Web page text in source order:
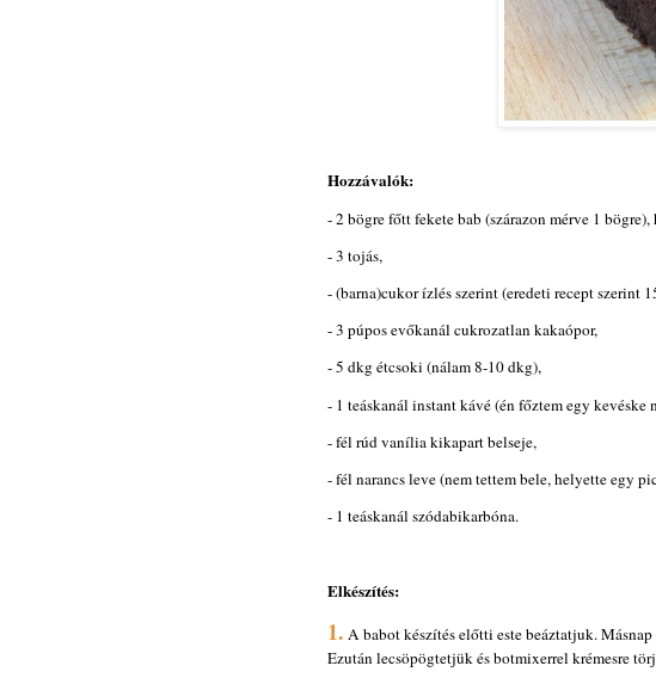
Hozzávalók:
- 2 bögre főtt fekete bab (szárazon mérve 1
- 3 tojás,
- (barna)cukor ízlés szerint (eredeti recept szerint
- 3 púpos evőkanál cukrozatlan kakaópor,
- 5 dkg étcsoki (nálam 8-10 dkg),
- 1 teáskanál instant kávé (én főztem egy kevéske
- fél rúd vanília kikapart belseje,
- fél narancs leve (nem tettem bele, helyette egy
- 1 teáskanál szódabikarbóna.
Elkészítés:
1. A babot készítés előtti este beáztatjuk.
Ezután lecsöpögtetjük és botmixerrel krémesre